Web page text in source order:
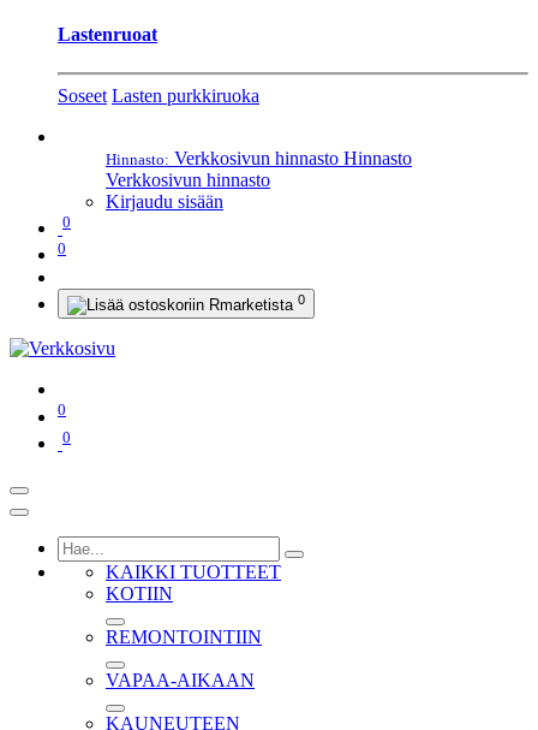
Lastenruoat
Soseet Lasten purkkiruoka
Hinnasto: Verkkosivun hinnasto Hinnasto
Verkkosivun hinnasto
Kirjaudu sisään
0
0
0
0
0
KAIKKI TUOTTEET
KOTIIN
REMONTOINTIIN
VAPAA-AIKAAN
KAUNEUTEEN